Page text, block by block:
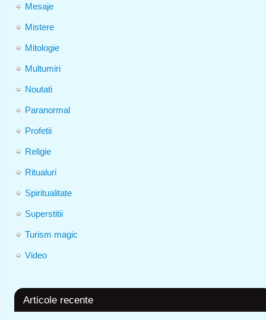
Mesaje
Mistere
Mitologie
Multumiri
Noutati
Paranormal
Profetii
Religie
Ritualuri
Spiritualitate
Superstitii
Turism magic
Video
Articole recente